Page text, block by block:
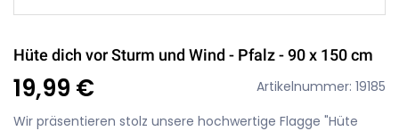
Hüte dich vor Sturm und Wind - Pfalz - 90 x 150 cm
19,99 €
Artikelnummer: 19185
Wir präsentieren stolz unsere hochwertige Flagge "Hüte